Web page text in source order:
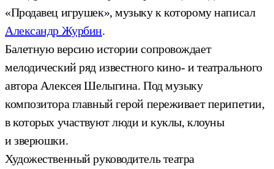
«Продавец игрушек», музыку к которому написал
Александр Журбин.
Балетную версию истории сопровождает
мелодический ряд известного кино- и театрального
автора Алексея Шелыгина. Под музыку
композитора главный герой переживает перипетии,
в которых участвуют люди и куклы, клоуны
и зверюшки.
Художественный руководитель театра